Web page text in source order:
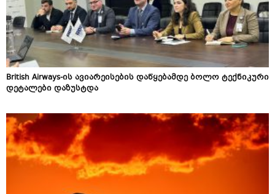
British Airways-ის ავიარეისების დაწყებამდე ბოლო ტექნიკური
დეტალები დაზუსტდა